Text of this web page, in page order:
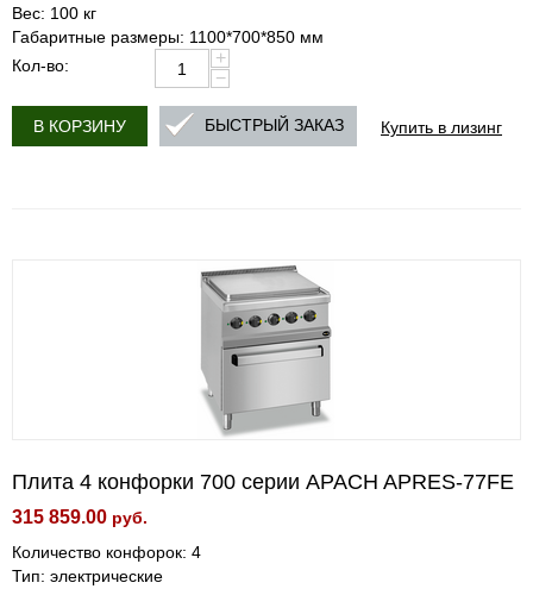
Вес: 100 кг
Габаритные размеры: 1100*700*850 мм
Кол-во:
+
−
В КОРЗИНУ Купить в лизинг
БЫСТРЫЙ ЗАКАЗ
Плита 4 конфорки 700 серии APACH APRES-77FE
315 859.00 руб.
Количество конфорок: 4
Тип: электрические